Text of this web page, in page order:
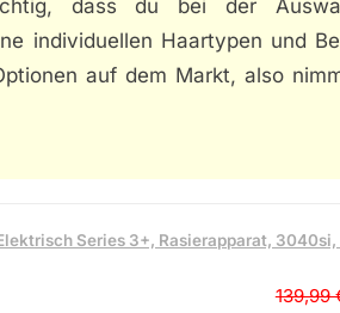
dass du bei der
individuellen Haartypen und
auf dem Markt, also
Series 3+, Rasierapparat, 3040si,
139,99